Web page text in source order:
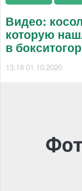
Видео:
которую
в
13:18 01.10.2020